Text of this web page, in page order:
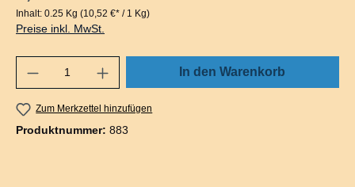
Inhalt: 0.25 Kg (10,52 €* / 1 Kg)
Preise inkl. MwSt.
In den Warenkorb
Zum Merkzettel hinzufügen
Produktnummer: 883